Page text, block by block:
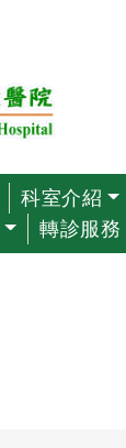
科室介紹
轉診服務